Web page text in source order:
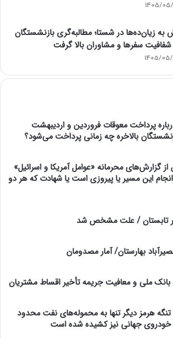
1405/
به زیان‌ده‌ها در شستا؛ مطالبه‌گری بازنشستگان
شفافیت سفرها و مشاوران بالا گرفت
1405/
پرداخت معوقات فروردین و اردیبهشت
بالاخره چه زمانی پرداخت می‌شود؟
از گزارش‌های محرمانه «عوامل آمریکا و اسرائیل»
این مسیر یا پیروزی است یا شهادت که هر دو
تابستان / علت مشخص شد
بهارستان/ آمار مصدومان
ملی و معافیت جریمه تأخیر اقساط مشتریان
تنگه هرمز دیگر تنها به محموله‌های نفت محدود
جهانی نیز کشیده شده است